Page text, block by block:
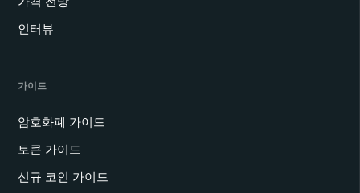
인터뷰
가이드
암호화폐 가이드
토큰 가이드
신규 코인 가이드